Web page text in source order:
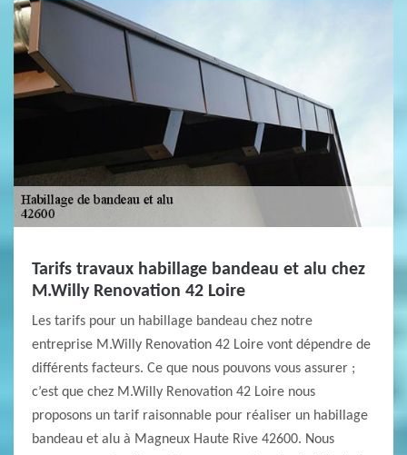
Tarifs travaux habillage bandeau et alu chez
M.Willy Renovation 42 Loire
Les tarifs pour un habillage bandeau chez notre
entreprise M.Willy Renovation 42 Loire vont dépendre de
différents facteurs. Ce que nous pouvons vous assurer ;
c’est que chez M.Willy Renovation 42 Loire nous
proposons un tarif raisonnable pour réaliser un habillage
bandeau et alu à Magneux Haute Rive 42600. Nous